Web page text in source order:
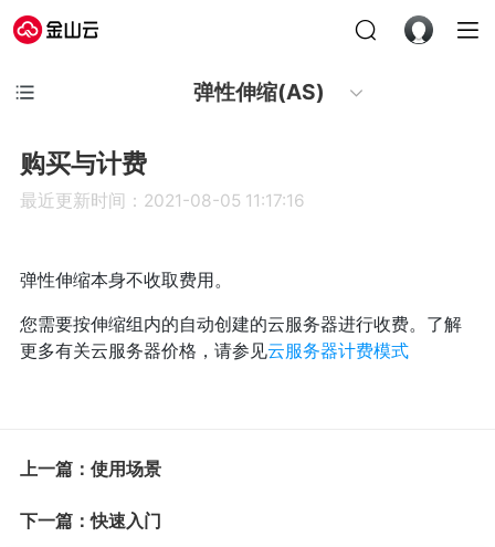
弹性伸缩(AS)
购买与计费
最近更新时间：2021-08-05 11:17:16
弹性伸缩本身不收取费用。
您需要按伸缩组内的自动创建的云服务器进行收费。了解
更多有关云服务器价格，请参见云服务器计费模式
上一篇：使用场景
下一篇：快速入门